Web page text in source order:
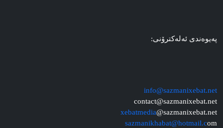
په‌یوه‌ندی ئه‌له‌کترۆنی:
info@sazmanixebat.net
contact@sazmanixebat.net
xebatmedia@sazmanixebat.net
sazmanikhabat@hotmail.com